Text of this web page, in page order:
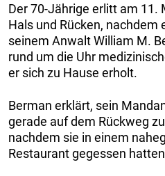
Der 70-Jährige erlitt am 11.
Hals und Rücken, nachdem
seinem Anwalt William M.
rund um die Uhr
er sich zu Hause erholt.
Berman erklärt, sein
gerade auf dem Rückweg
nachdem sie in einem
Restaurant gegessen